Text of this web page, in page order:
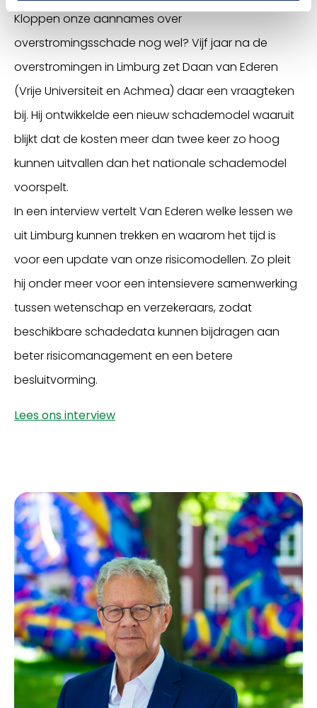
Kloppen onze aannames over
overstromingsschade nog wel? Vijf jaar na de
overstromingen in Limburg zet Daan van Ederen
(Vrije Universiteit en Achmea) daar een vraagteken
bij. Hij ontwikkelde een nieuw schademodel waaruit
blijkt dat de kosten meer dan twee keer zo hoog
kunnen uitvallen dan het nationale schademodel
voorspelt.
In een interview vertelt Van Ederen welke lessen we
uit Limburg kunnen trekken en waarom het tijd is
voor een update van onze risicomodellen. Zo pleit
hij onder meer voor een intensievere samenwerking
tussen wetenschap en verzekeraars, zodat
beschikbare schadedata kunnen bijdragen aan
beter risicomanagement en een betere
besluitvorming.
Lees ons interview